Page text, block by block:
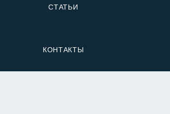
СТАТЬИ
КОНТАКТЫ